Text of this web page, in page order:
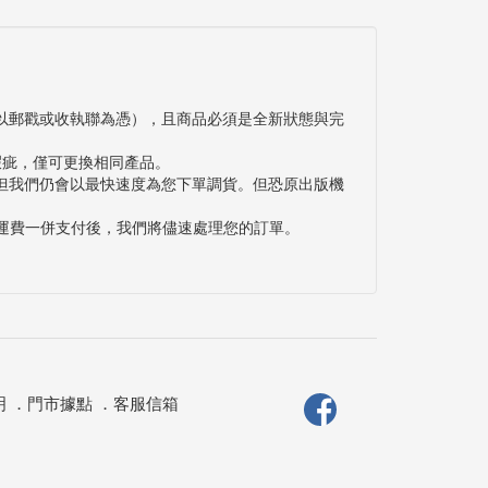
戳或收執聯為憑），且商品必須是全新狀態與完
，僅可更換相同產品。
們仍會以最快速度為您下單調貨。但恐原出版機
一併支付後，我們將儘速處理您的訂單。
． 門市據點． 客服信箱